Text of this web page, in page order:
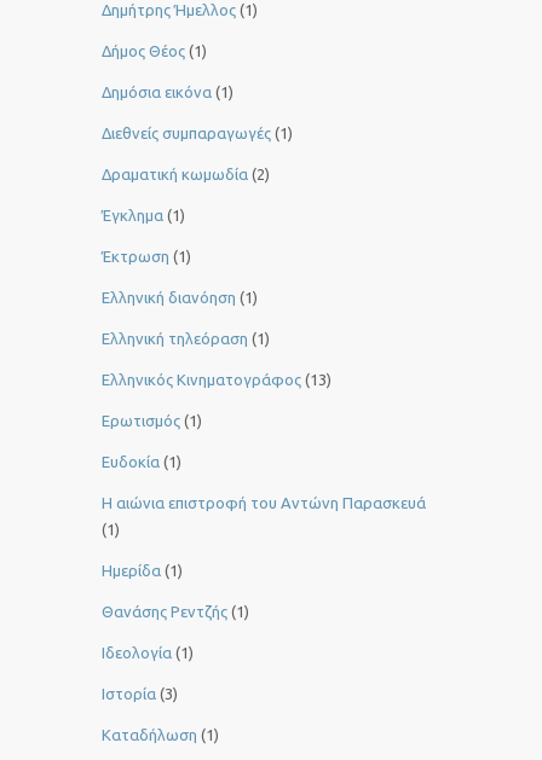
Δημήτρης Ήμελλος (1)
Δήμος Θέος (1)
Δημόσια εικόνα (1)
Διεθνείς συμπαραγωγές (1)
Δραματική κωμωδία (2)
Έγκλημα (1)
Έκτρωση (1)
Ελληνική διανόηση (1)
Ελληνική τηλεόραση (1)
Ελληνικός Κινηματογράφος (13)
Ερωτισμός (1)
Ευδοκία (1)
Η αιώνια επιστροφή του Αντώνη Παρασκευά
(1)
Ημερίδα (1)
Θανάσης Ρεντζής (1)
Ιδεολογία (1)
Ιστορία (3)
Καταδήλωση (1)